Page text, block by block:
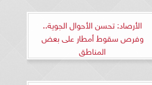
الأرصاد: تحسن الأحوال الجوية..
وفرص سقوط أمطار على بعض
المناطق